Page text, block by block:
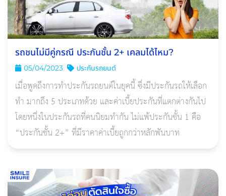
รถชนไม่มีคู่กรณี ประกันชั้น 2+ เคลมได้ไหม?
05/04/2023 ประกันรถยนต์
เมื่อพูดถึงการทำประกันรถยนต์ในยุคนี้ ซึ่งมีประกันรถให้เลือก
ทำ มากถึง 5 ประเภทด้วย และค่าเบี้ยประกันที่แตกต่างกันไป
โดยหนึ่งในประกันรถที่คนนิยมทำกัน ไม่แพ้ประกันชั้น 1 คือ
“ประกันชั้น 2+” ที่มีราคาค่าเบี้ยถูกกว่าหลักพันบาท